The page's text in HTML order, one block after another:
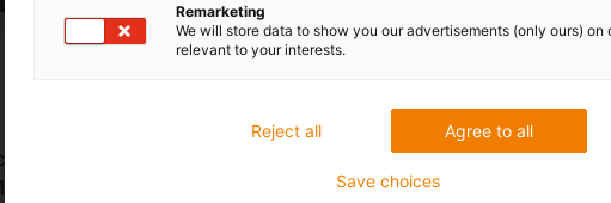
i masz
Nie masz czasu ani wiedzy, aby skonfigurować
rozwiązanie automatyzacji? A może chcesz
Remarketing
We will store data to show you our advertisements (only ours) on
relevant to your interests.
Agree to all
Reject all
Save choices